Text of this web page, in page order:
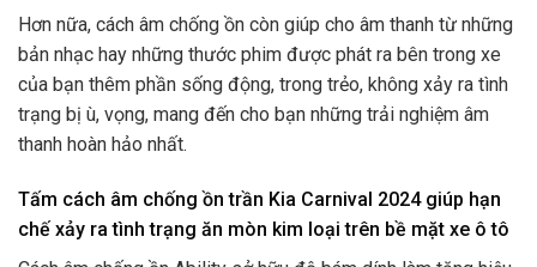
Hơn nữa, cách âm chống ồn còn giúp cho âm thanh từ những
bản nhạc hay những thước phim được phát ra bên trong xe
của bạn thêm phần sống động, trong trẻo, không xảy ra tình
trạng bị ù, vọng, mang đến cho bạn những trải nghiệm âm
thanh hoàn hảo nhất.
Tấm cách âm chống ồn trần Kia Carnival 2024 giúp hạn
chế xảy ra tình trạng ăn mòn kim loại trên bề mặt xe ô tô